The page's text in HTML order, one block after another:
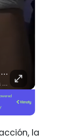
🇨🇴🪧 #Colombia | Protestas En Contra De La Toma De Posesión De Abelardo Son Lideradas Por Iván Cepeda
🇨🇴🪧 #Colombia | Protestas en contra de la toma de posesión de Abelardo son lideradas por Iván Cepeda
la